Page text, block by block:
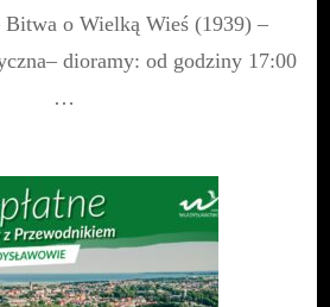
Bitwa o Wielką Wieś (1939) –
dioramy: od godziny 17:00
…